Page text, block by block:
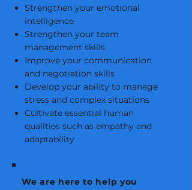
Strengthen your emotional
intelligence
Strengthen your team
management skills
Improve your communication
and negotiation skills
Develop your ability to manage
stress and complex situations
Cultivate essential human
qualities such as empathy and
adaptability
We are here to help you